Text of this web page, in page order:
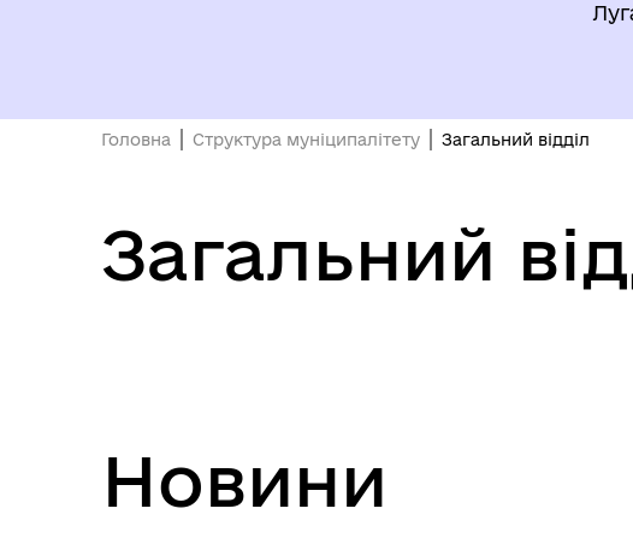
ПРОЗОРІСТЬ ТА ПІДЗВІТНІСТЬ До уваги ВПО
Головна Структура муніципалітету Загальний відділ
Загальний
Новини